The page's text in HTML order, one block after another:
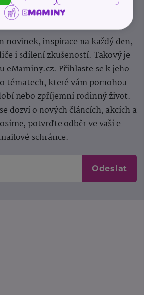
Newsletter
novinek, inspirace na každý den,
i sdílení zkušeností. Takový je
eMaminy.cz. Přihlaste se k jeho
tématech, které vám pomohou
nebo zpříjemní rodinný život.
dozví o nových článcích, akcích a
potvrďte odběr ve vaší e-
schránce.
Odeslat